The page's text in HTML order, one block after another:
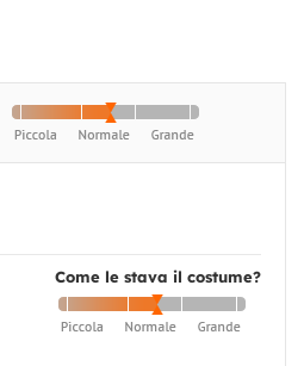
Come le stava il costume?